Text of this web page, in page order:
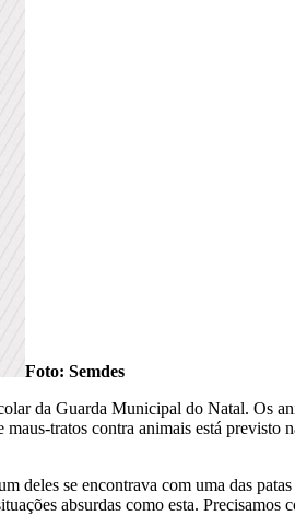
Foto: Semdes
da Guarda Municipal do Natal. Os
tratos contra animais está previsto
deles se encontrava com uma das
absurdas como esta. Precisamos